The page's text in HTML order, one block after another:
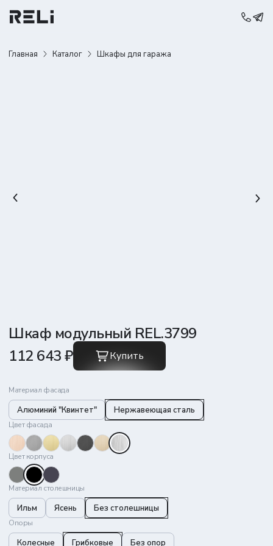
Главная Каталог Шкафы для гаража
Шкаф модульный REL.3799
112 643 ₽
Купить
Материал фасада
Алюминий "Квинтет" Нержавеющая сталь
Цвет фасада
Цвет корпуса
Материал столешницы
Ильм Ясень Без столешницы
Опоры
Колесные Грибковые Без опор